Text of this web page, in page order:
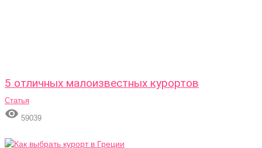
5 отличных малоизвестных курортов
Статья
 59039